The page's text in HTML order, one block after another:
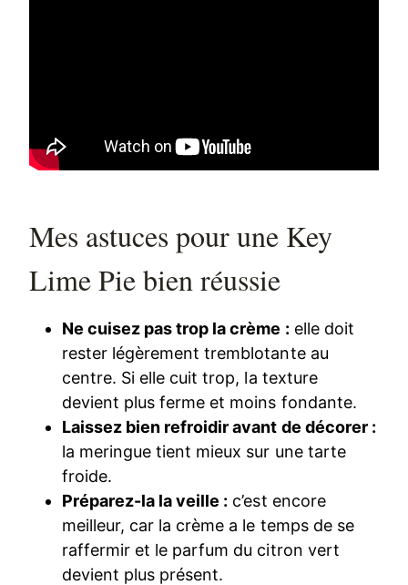
Mes astuces pour une Key
Lime Pie bien réussie
Ne cuisez pas trop la crème : elle doit
rester légèrement tremblotante au
centre. Si elle cuit trop, la texture
devient plus ferme et moins fondante.
Laissez bien refroidir avant de décorer :
la meringue tient mieux sur une tarte
froide.
Préparez-la la veille : c’est encore
meilleur, car la crème a le temps de se
raffermir et le parfum du citron vert
devient plus présent.